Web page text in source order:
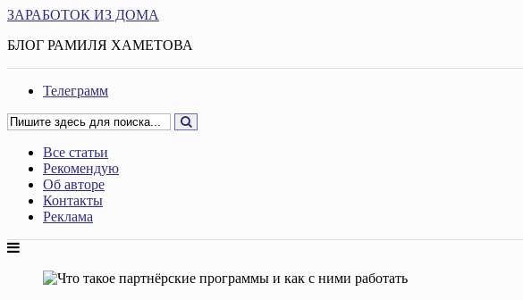
ЗАРАБОТОК ИЗ ДОМА
БЛОГ РАМИЛЯ ХАМЕТОВА
Телеграмм
Все статьи
Рекомендую
Об авторе
Контакты
Реклама